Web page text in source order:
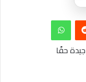
واتساب